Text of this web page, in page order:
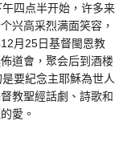
四点半开始，许多来
兴高采烈满面笑容，
月25日基督閩恩教
道會，聚会后到酒楼
要紀念主耶穌為世人
教聖經話劇、詩歌和
愛。